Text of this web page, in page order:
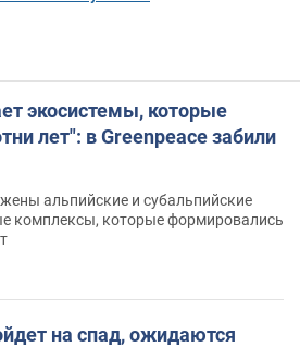
экосистемы, которые
лет": в Greenpeace забили
альпийские и субальпийские
комплексы, которые формировались
на спад, ожидаются